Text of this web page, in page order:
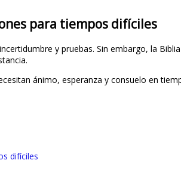
para tiempos difíciles
y pruebas. Sin embargo, la
ánimo, esperanza y consuelo en
difíciles